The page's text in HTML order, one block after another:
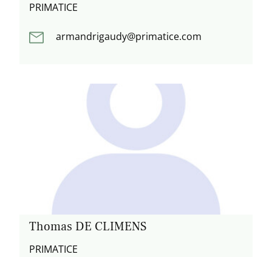
PRIMATICE
armandrigaudy@primatice.com
Thomas DE CLIMENS
PRIMATICE